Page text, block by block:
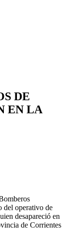
DE
EN LA
del operativo de
desapareció en
de Corrientes